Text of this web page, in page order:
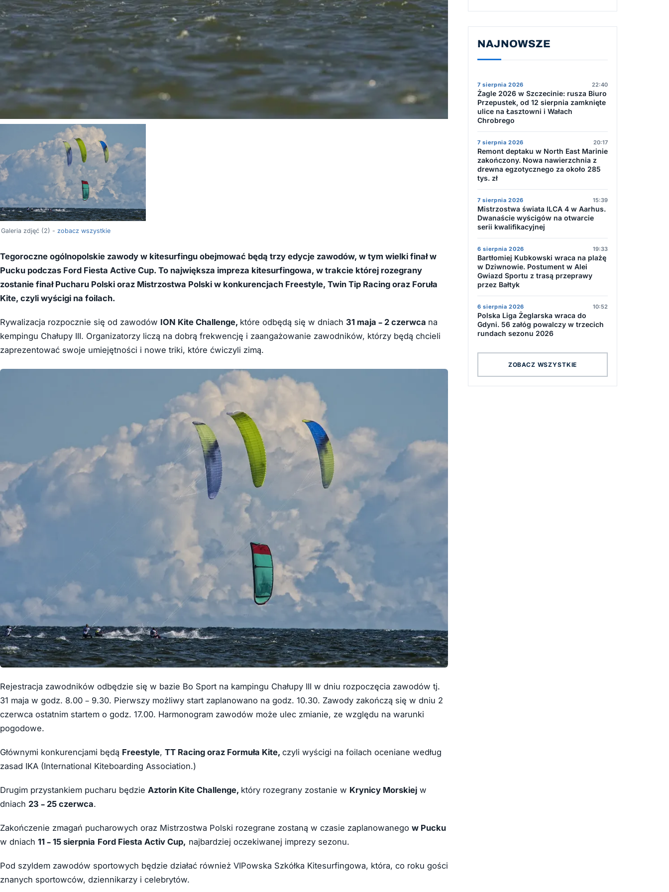
Galeria zdjęć (2) - zobacz wszystkie
Tegoroczne ogólnopolskie zawody w kitesurfingu obejmować będą trzy edycje zawodów, w tym wielki finał w
Pucku podczas Ford Fiesta Active Cup. To największa impreza kitesurfingowa, w trakcie której rozegrany
zostanie finał Pucharu Polski oraz Mistrzostwa Polski w konkurencjach Freestyle, Twin Tip Racing oraz Foruła
Kite, czyli wyścigi na foilach.
Rywalizacja rozpocznie się od zawodów ION Kite Challenge, które odbędą się w dniach 31 maja – 2 czerwca na
kempingu Chałupy III. Organizatorzy liczą na dobrą frekwencję i zaangażowanie zawodników, którzy będą chcieli
zaprezentować swoje umiejętności i nowe triki, które ćwiczyli zimą.
Rejestracja zawodników odbędzie się w bazie Bo Sport na kampingu Chałupy III w dniu rozpoczęcia zawodów tj.
31 maja w godz. 8.00 – 9.30. Pierwszy możliwy start zaplanowano na godz. 10.30. Zawody zakończą się w dniu 2
czerwca ostatnim startem o godz. 17.00. Harmonogram zawodów może ulec zmianie, ze względu na warunki
pogodowe.
Głównymi konkurencjami będą Freestyle, TT Racing oraz Formuła Kite, czyli wyścigi na foilach oceniane według
zasad IKA (International Kiteboarding Association.)
Drugim przystankiem pucharu będzie Aztorin Kite Challenge, który rozegrany zostanie w Krynicy Morskiej w
dniach 23 – 25 czerwca.
Zakończenie zmagań pucharowych oraz Mistrzostwa Polski rozegrane zostaną w czasie zaplanowanego w Pucku
w dniach 11 – 15 sierpnia Ford Fiesta Activ Cup, najbardziej oczekiwanej imprezy sezonu.
Pod szyldem zawodów sportowych będzie działać również VIPowska Szkółka Kitesurfingowa, która, co roku gości
znanych sportowców, dziennikarzy i celebrytów.
NAJNOWSZE
7 sierpnia 2026 22:40
Żagle 2026 w Szczecinie: rusza Biuro
Przepustek, od 12 sierpnia zamknięte
ulice na Łasztowni i Wałach
Chrobrego
7 sierpnia 2026 20:17
Remont deptaku w North East Marinie
zakończony. Nowa nawierzchnia z
drewna egzotycznego za około 285
tys. zł
7 sierpnia 2026 15:39
Mistrzostwa świata ILCA 4 w Aarhus.
Dwanaście wyścigów na otwarcie
serii kwalifikacyjnej
6 sierpnia 2026 19:33
Bartłomiej Kubkowski wraca na plażę
w Dziwnowie. Postument w Alei
Gwiazd Sportu z trasą przeprawy
przez Bałtyk
6 sierpnia 2026 10:52
Polska Liga Żeglarska wraca do
Gdyni. 56 załóg powalczy w trzecich
rundach sezonu 2026
ZOBACZ WSZYSTKIE